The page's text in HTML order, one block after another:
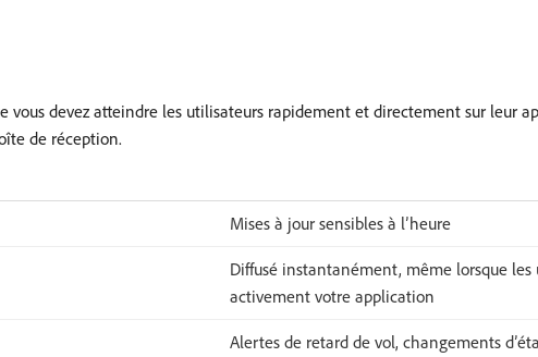
devez atteindre les utilisateurs rapidement et directement sur leur
de réception.
Mises à jour sensibles à l’heure
Diffusé instantanément, même lorsque les
activement votre application
Alertes de retard de vol, changements